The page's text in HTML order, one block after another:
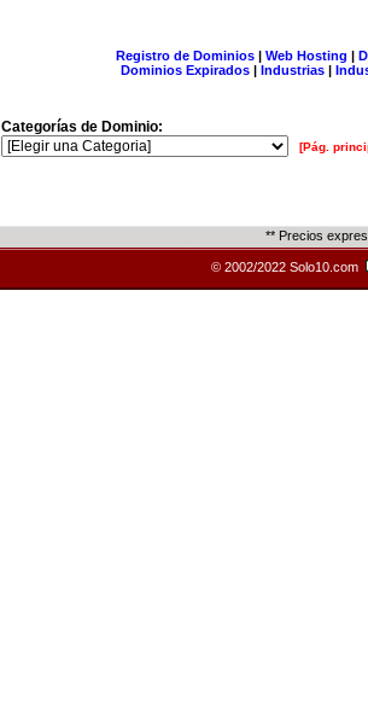
Registro de Dominios| Web Hosting |
Dominios Expirados | Industrias |
Categorías de Dominio:
[Pág.
** Precios
© 2002/2022 Solo10.com